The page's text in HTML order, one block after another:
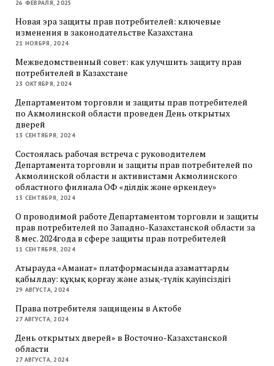
26 ФЕВРАЛЯ, 2025
Новая эра защиты прав потребителей: ключевые
изменения в законодательстве Казахстана
21 НОЯБРЯ, 2024
Межведомственный совет: как улучшить защиту прав
потребителей в Казахстане
23 ОКТЯБРЯ, 2024
Департаментом торговли и защиты прав потребителей
по Акмолинской области проведен День открытых
дверей
13 СЕНТЯБРЯ, 2024
Состоялась рабочая встреча с руководителем
Департамента торговли и защиты прав потребителей по
Акмолинской области и активистами Акмолинского
областного филиала ОФ «Әділдік және өркендеу»
13 СЕНТЯБРЯ, 2024
О проводимой работе Департаментом торговли и защиты
прав потребителей по Западно-Казахстанской области за
8 мес. 2024года в сфере защиты прав потребителей
11 СЕНТЯБРЯ, 2024
Атырауда «Аманат» платформасында азаматтарды
қабылдау: құқық қорғау және азық-түлік қауіпсіздігі
29 АВГУСТА, 2024
Права потребителя защищены в Актобе
27 АВГУСТА, 2024
День открытых дверей» в Восточно-Казахстанской
области
27 АВГУСТА, 2024